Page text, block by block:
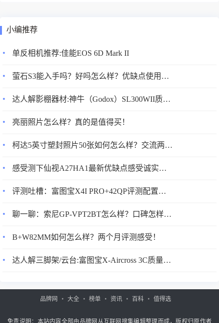
3、美的MB-CFB4081H电饭煲内胆容量：4L的容量无论是家
来满满的诚意。蒸架是304不锈钢的。4L容量，满足家庭日
米，人多了最多8杯我们一家6人吃饭绝对够用了 容量很大的
容量大，够用。 内胆很厚重，质量不错。4L家庭日用或亲朋
小编推荐
单反相机推荐:佳能EOS 6D Mark II
萤石S3能入手吗？好吗怎么样？优缺点使用分析！
达人解影棚器材:神牛（Godox）SL300WII质量怎么样？
亮丽照片怎么样？真的是值得买！
柯达5英寸塑封照片50张如何怎么样？交流两周感受告知！
感受测下仙视A27HA1最新优缺点感受诚实点评评价！
评测吐槽：富图宝X4I PRO+42QP评测配置怎么样？优缺点如何？
聊一聊：索尼GP-VPT2BT怎么样？口碑怎样？吐槽两个月感受告知！
B+W82MM如何怎么样？两个月评测感受！
达人解三脚架/云台:富图宝X-Aircross 3C质量怎么样？
品牌网 大全 榜单 资讯 百科 值得选
免责说明：本站内容全部由品牌网从互联网搜集编辑整理而成，版权归原作者